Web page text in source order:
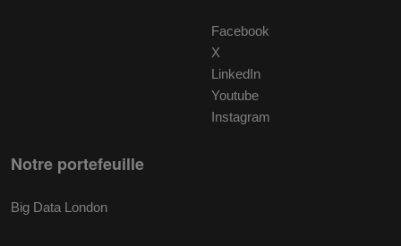
Facebook
X
LinkedIn
Youtube
Instagram
Notre portefeuille
Big Data London